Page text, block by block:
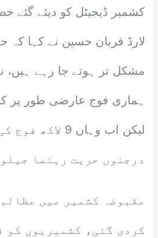
کشمیر ڈیجیٹل کو دیئے گئے
لارڈ قربان حسین نے کہا
مشکل تر ہوتے جا رہے ہیں،
ہماری فوج عارضی طور پر
لیکن اب وہاں 9
درجنوں حریت رہنما
مقبوضہ کشمیر میں
کردی گئی، کشمیریوں کو